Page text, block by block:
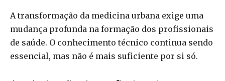
A transformação da medicina urbana exige uma
mudança profunda na formação dos profissionais
de saúde. O conhecimento técnico continua sendo
essencial, mas não é mais suficiente por si só.